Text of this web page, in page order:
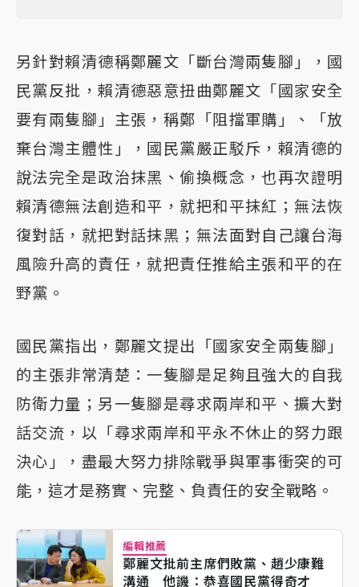
另針對賴清德稱鄭麗文「斷台灣兩隻腳」，國
民黨反批，賴清德惡意扭曲鄭麗文「國家安全
要有兩隻腳」主張，稱鄭「阻擋軍購」、「放
棄台灣主體性」，國民黨嚴正駁斥，賴清德的
說法完全是政治抹黑、偷換概念，也再次證明
賴清德無法創造和平，就把和平抹紅；無法恢
復對話，就把對話抹黑；無法面對自己讓台海
風險升高的責任，就把責任推給主張和平的在
野黨。
國民黨指出，鄭麗文提出「國家安全兩隻腳」
的主張非常清楚：一隻腳是足夠且強大的自我
防衛力量；另一隻腳是尋求兩岸和平、擴大對
話交流，以「尋求兩岸和平永不休止的努力跟
決心」，盡最大努力排除戰爭與軍事衝突的可
能，這才是務實、完整、負責任的安全戰略。
編輯推薦
鄭麗文批前主席們敗黨、趙少康難
溝通 他譏：恭喜國民黨得奇才